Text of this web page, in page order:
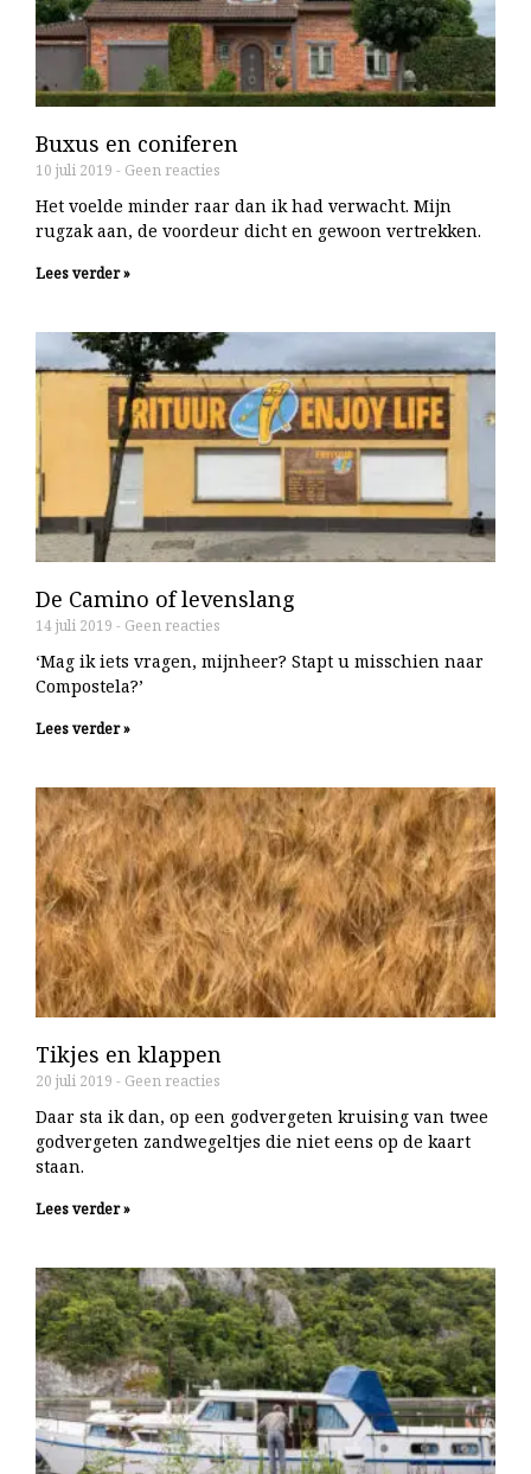
Buxus en coniferen
10 juli 2019 Geen reacties
Het voelde minder raar dan ik had verwacht. Mijn
rugzak aan, de voordeur dicht en gewoon vertrekken.
Lees verder »
De Camino of levenslang
14 juli 2019 Geen reacties
‘Mag ik iets vragen, mijnheer? Stapt u misschien naar
Compostela?’
Lees verder »
Tikjes en klappen
20 juli 2019 Geen reacties
Daar sta ik dan, op een godvergeten kruising van twee
godvergeten zandwegeltjes die niet eens op de kaart
staan.
Lees verder »